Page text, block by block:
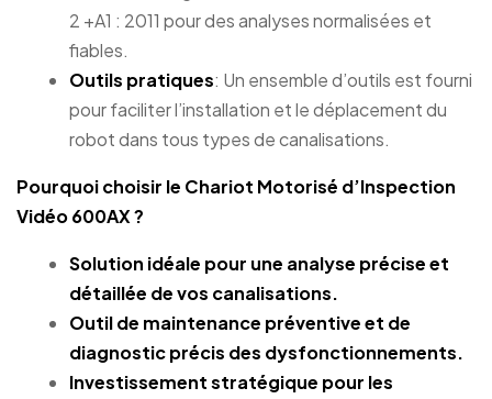
2 +A1 : 2011 pour des analyses normalisées et
fiables.
Outils pratiques: Un ensemble d’outils est fourni
pour faciliter l’installation et le déplacement du
robot dans tous types de canalisations.
Pourquoi choisir le Chariot Motorisé d’Inspection
Vidéo 600AX ?
Solution idéale pour une analyse précise et
détaillée de vos canalisations.
Outil de maintenance préventive et de
diagnostic précis des dysfonctionnements.
Investissement stratégique pour les